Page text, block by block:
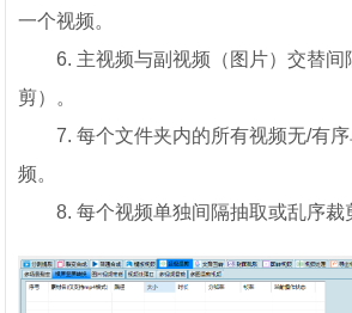
一个视频。
6. 主视频与副视频（图片）交替间
剪）。
7. 每个文件夹内的所有视频无/有
频。
8. 每个视频单独间隔抽取或乱序裁